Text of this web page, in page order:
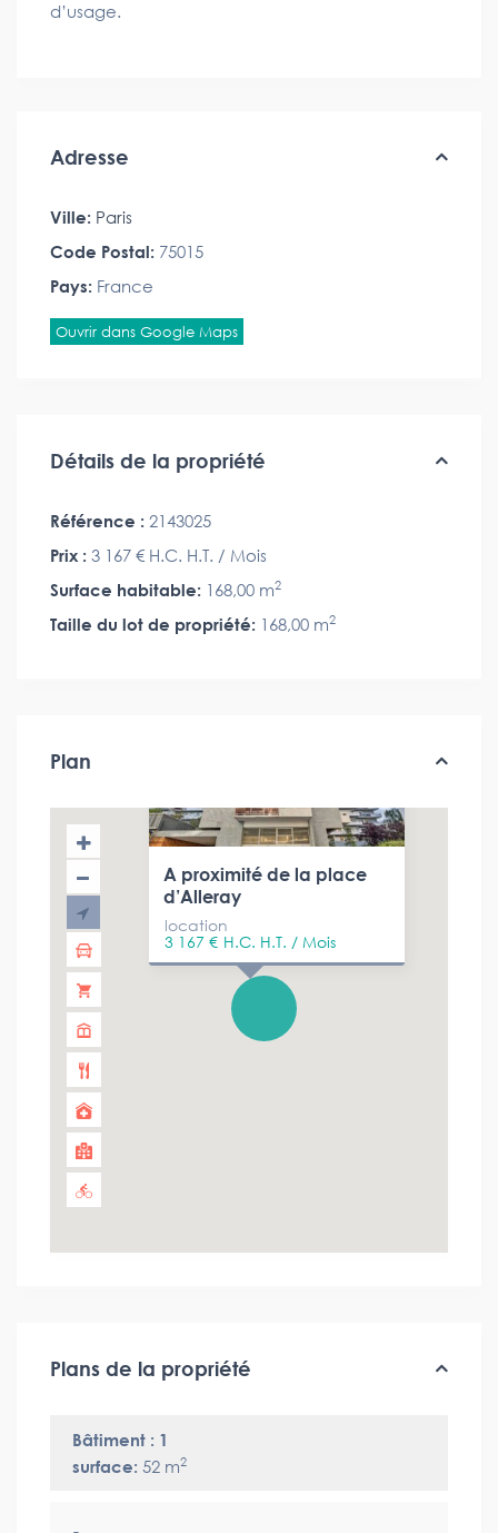
d’usage.
Adresse
Ville: Paris
Code Postal: 75015
Pays: France
Ouvrir dans Google Maps
Détails de la propriété
Référence : 2143025
Prix : 3 167 € H.C. H.T. / Mois
Surface habitable: 168,00 m2
Taille du lot de propriété: 168,00 m2
Plan
A proximité de la place
d’Alleray
location
3 167 € H.C. H.T. / Mois
Plans de la propriété
Bâtiment : 1
surface: 52 m2